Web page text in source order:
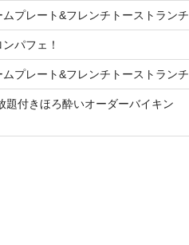
プレート&フレンチトーストランチ
パフェ！
プレート&フレンチトーストランチ
題付きほろ酔いオーダーバイキン